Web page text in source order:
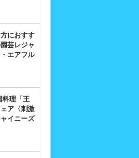
におすす
芸レジャ
エアフル
料理「王
ア〈刺激
イニーズ